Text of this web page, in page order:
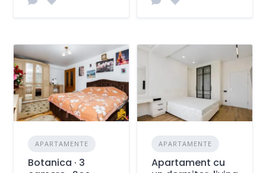
APARTAMENTE
Botanica · 3
APARTAMENTE
Apartament cu